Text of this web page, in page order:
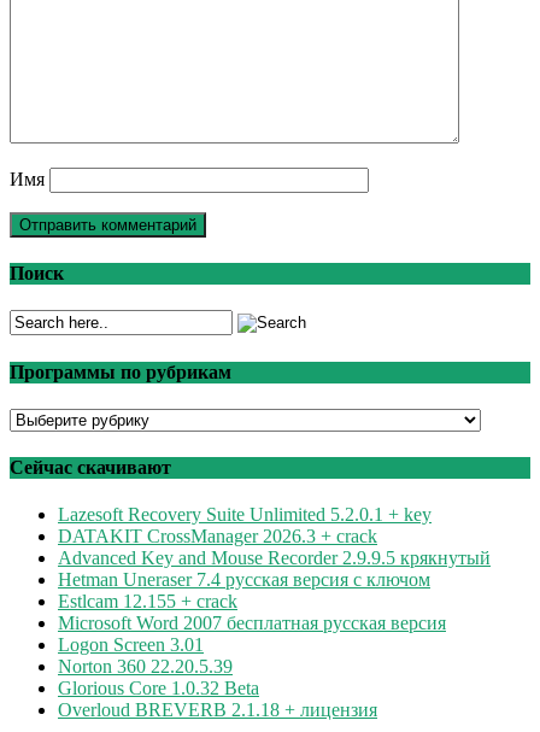
Имя
Поиск
Программы по рубрикам
Программы
рубрикам
Сейчас скачивают
Lazesoft Recovery Suite Unlimited 5.2.0.1 + key
DATAKIT CrossManager 2026.3 + crack
Advanced Key and Mouse Recorder 2.9.9.5 крякнутый
Hetman Uneraser 7.4 русская версия с ключом
Estlcam 12.155 + crack
Microsoft Word 2007 бесплатная русская версия
Logon Screen 3.01
Norton 360 22.20.5.39
Glorious Core 1.0.32 Beta
Overloud BREVERB 2.1.18 + лицензия